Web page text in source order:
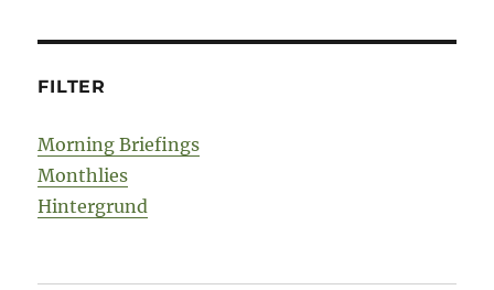
FILTER
Morning Briefings
Monthlies
Hintergrund